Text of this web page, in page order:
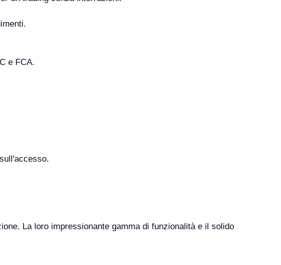
e FCA.
La loro impressionante gamma di funzionalità e il solido